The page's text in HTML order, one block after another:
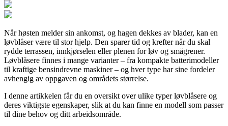
Når høsten melder sin ankomst, og hagen dekkes av blader, kan en
løvblåser være til stor hjelp. Den sparer tid og krefter når du skal
rydde terrassen, innkjørselen eller plenen for løv og smågrener.
Løvblåsere finnes i mange varianter – fra kompakte batterimodeller
til kraftige bensindrevne maskiner – og hver type har sine fordeler
avhengig av oppgaven og områdets størrelse.
I denne artikkelen får du en oversikt over ulike typer løvblåsere og
deres viktigste egenskaper, slik at du kan finne en modell som passer
til dine behov og ditt arbeidsområde.